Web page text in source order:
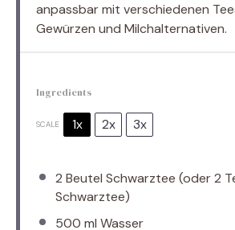
anpassbar mit verschiedenen
Gewürzen und Milchalternativen.
Ingredients
SCALE 1x 2x 3x
2 Beutel Schwarztee (oder2
Schwarztee)
500 ml Wasser